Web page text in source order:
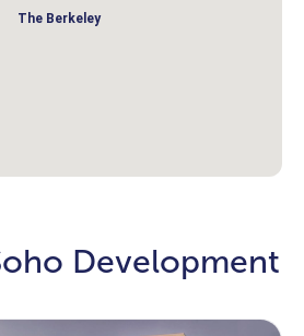
The Berkeley
Development